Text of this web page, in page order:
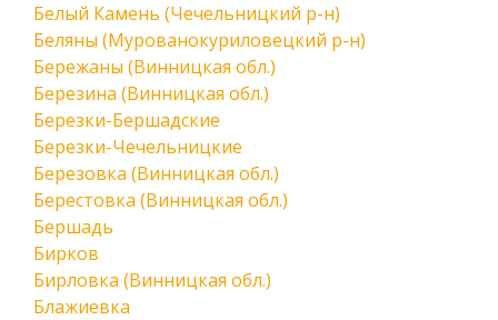
Белый Камень (Чечельницкий р-н)
Беляны (Мурованокуриловецкий р-н)
Бережаны (Винницкая обл.)
Березина (Винницкая обл.)
Березки-Бершадские
Березки-Чечельницкие
Березовка (Винницкая обл.)
Берестовка (Винницкая обл.)
Бершадь
Бирков
Бирловка (Винницкая обл.)
Блажиевка